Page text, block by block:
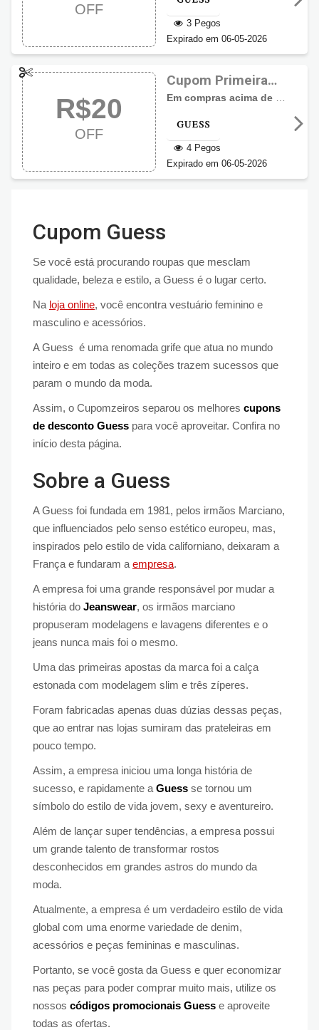
OFF
3 Pegos
Expirado em 06-05-2026
R$20
OFF
Cupom Primeira
Compra Guess:
4 Pegos
Expirado em 06-05-2026
Cupom Guess
Se você está procurando roupas que mesclam
qualidade, beleza e estilo, a Guess é o lugar certo.
Na loja online, você encontra vestuário feminino e
masculino e acessórios.
A Guess é uma renomada grife que atua no mundo
inteiro e em todas as coleções trazem sucessos que
param o mundo da moda.
Assim, o Cupomzeiros separou os melhores cupons
de desconto Guess para você aproveitar. Confira no
início desta página.
Sobre a Guess
A Guess foi fundada em 1981, pelos irmãos Marciano,
que influenciados pelo senso estético europeu, mas,
inspirados pelo estilo de vida californiano, deixaram a
França e fundaram a empresa.
A empresa foi uma grande responsável por mudar a
história do Jeanswear, os irmãos marciano
propuseram modelagens e lavagens diferentes e o
jeans nunca mais foi o mesmo.
Uma das primeiras apostas da marca foi a calça
estonada com modelagem slim e três zíperes.
Foram fabricadas apenas duas dúzias dessas peças,
que ao entrar nas lojas sumiram das prateleiras em
pouco tempo.
Assim, a empresa iniciou uma longa história de
sucesso, e rapidamente a Guess se tornou um
símbolo do estilo de vida jovem, sexy e aventureiro.
Além de lançar super tendências, a empresa possui
um grande talento de transformar rostos
desconhecidos em grandes astros do mundo da
moda.
Atualmente, a empresa é um verdadeiro estilo de vida
global com uma enorme variedade de denim,
acessórios e peças femininas e masculinas.
Portanto, se você gosta da Guess e quer economizar
nas peças para poder comprar muito mais, utilize os
nossos códigos promocionais Guess e aproveite
todas as ofertas.